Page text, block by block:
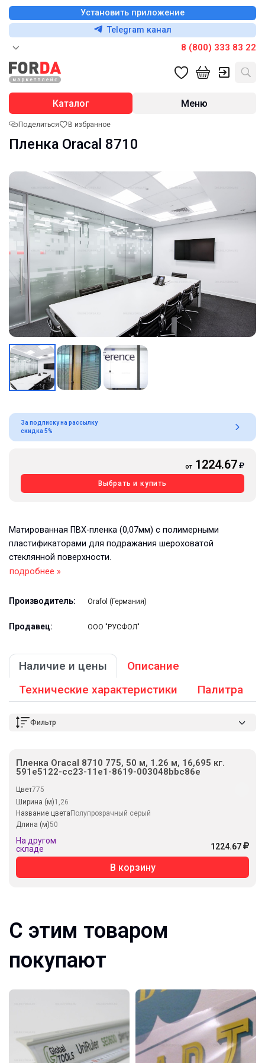
Установить приложение
Telegram канал
8 (800) 333 83 22
Каталог Меню
Поделиться В избранное
Пленка Oracal 8710
За подписку на рассылку
скидка 5%
от 1224.67
Выбрать и купить
Матированная ПВХ-пленка (0,07мм) с полимерными
пластификаторами для подражания шероховатой
стеклянной поверхности.
подробнее »
Производитель: Orafol (Германия)
Продавец: ООО "РУСФОЛ"
Наличие и цены
Описание
Технические характеристики
Палитра
Фильтр
Пленка Oracal 8710 775, 50 м, 1.26 м, 16,695 кг.
591e5122-cc23-11e1-8619-003048bbc86e
Цвет775
Ширина (м)1,26
Название цвета Полупрозрачный серый
Длина (м)50
На другом
складе
1224.67
В корзину
С этим товаром
покупают